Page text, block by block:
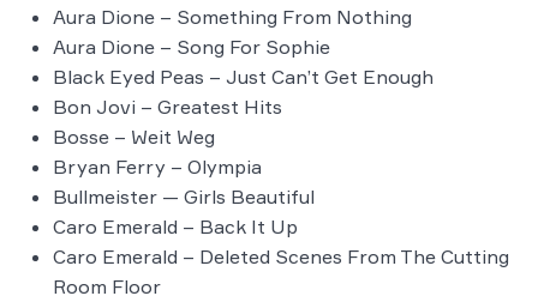
Aura Dione – Something From Nothing
Aura Dione – Song For Sophie
Black Eyed Peas – Just Can’t Get Enough
Bon Jovi – Greatest Hits
Bosse – Weit Weg
Bryan Ferry – Olympia
Bullmeister — Girls Beautiful
Caro Emerald – Back It Up
Caro Emerald – Deleted Scenes From The Cutting
Room Floor